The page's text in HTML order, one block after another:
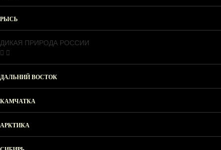
РЫСЬ
ДИКАЯ ПРИРОДА РОССИИ
ДАЛЬНИЙ ВОСТОК
КАМЧАТКА
АРКТИКА